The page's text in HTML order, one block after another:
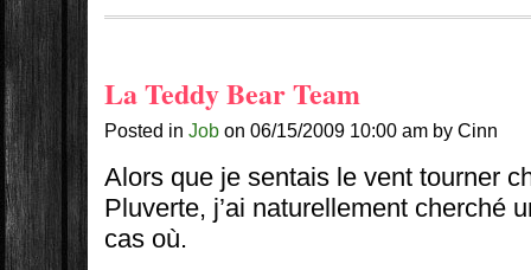
La Teddy Bear Team
Posted inJob on 06/15/2009 10:00 am by Cinn
Alors que je sentais le vent tourner
Pluverte, j’ai naturellement cherché
cas où.